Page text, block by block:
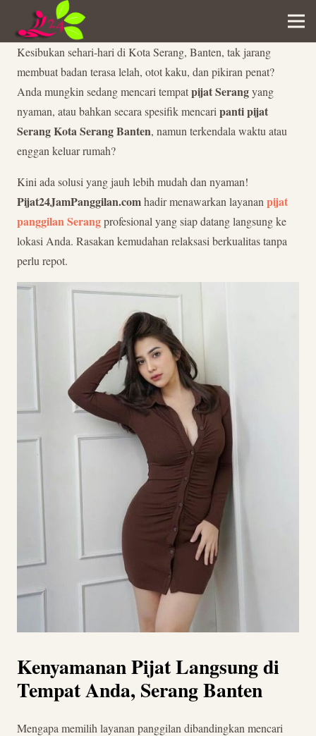
Kesibukan sehari-hari di Kota Serang, Banten, tak jarang
membuat badan terasa lelah, otot kaku, dan pikiran penat?
Anda mungkin sedang mencari tempatpijat Serangyang
nyaman, atau bahkan secara spesifik mencari panti pijat
Serang Kota Serang Banten, namun terkendala waktu atau
enggan keluar rumah?
Kini ada solusi yang jauh lebih mudah dan nyaman!
Pijat24JamPanggilan.comhadir menawarkan layanan pijat
panggilan Serangprofesional yang siap datang langsung ke
lokasi Anda. Rasakan kemudahan relaksasi berkualitas tanpa
perlu repot.
Kenyamanan Pijat Langsung di
Tempat Anda, Serang Banten
Mengapa memilih layanan panggilan dibandingkan mencari